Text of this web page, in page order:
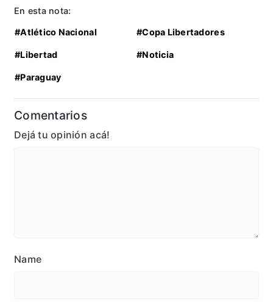
En esta nota:
#Atlético Nacional #Copa Libertadores
#Libertad #Noticia
#Paraguay
Comentarios
Dejá tu opinión acá!
Name